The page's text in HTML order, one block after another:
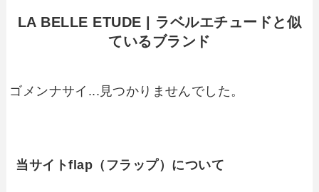
LA BELLE ETUDE | ラベルエチュードと似
ているブランド
ゴメンナサイ...見つかりませんでした。
当サイトflap（フラップ）について